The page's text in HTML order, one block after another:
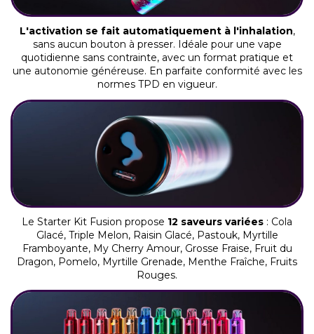
L'activation se fait automatiquement à l'inhalation,
sans aucun bouton à presser. Idéale pour une vape
quotidienne sans contrainte, avec un format pratique et
une autonomie généreuse. En parfaite conformité avec les
normes TPD en vigueur.
Le Starter Kit Fusion propose 12 saveurs variées : Cola
Glacé, Triple Melon, Raisin Glacé, Pastouk, Myrtille
Framboyante, My Cherry Amour, Grosse Fraise, Fruit du
Dragon, Pomelo, Myrtille Grenade, Menthe Fraîche, Fruits
Rouges.